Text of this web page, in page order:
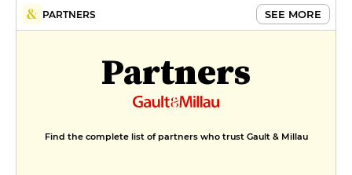
PARTNERS SEE MORE
Partners
Find the complete list of partners who trust Gault & Millau